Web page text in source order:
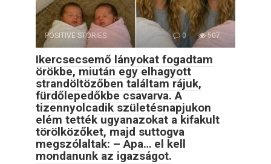
POSITIVE STORIES 0 507
Ikercsecsemő lányokat fogadtam
örökbe, miután egy elhagyott
strandöltözőben találtam rájuk,
fürdőlepedőkbe csavarva. A
tizennyolcadik születésnapjukon
elém tették ugyanazokat a kifakult
törölközőket, majd suttogva
megszólaltak: – Apa… el kell
mondanunk az igazságot.